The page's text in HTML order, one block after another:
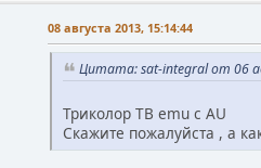
08 августа 2013, 15:14:44
Цитата: sat-integral от 06
Триколор ТВ emu с AU
Скажите пожалуйста , а